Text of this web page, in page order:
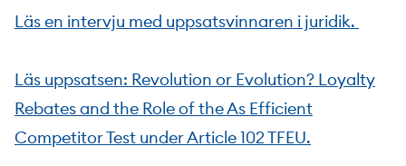
Läs en intervju med uppsatsvinnaren i juridik.
Läs uppsatsen: Revolution or Evolution? Loyalty
Rebates and the Role of the As Efficient
Competitor Test under Article 102 TFEU.